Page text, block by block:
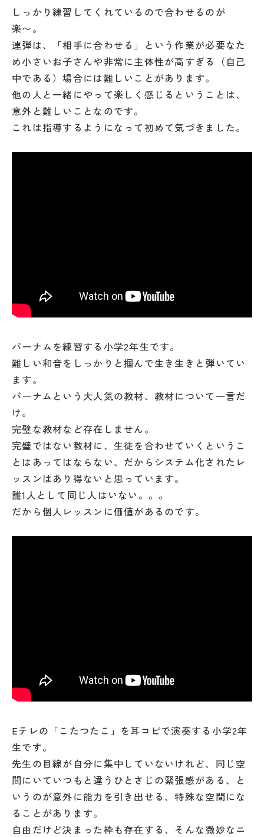
しっかり練習してくれているので合わせるのが
楽〜。
連弾は、「相手に合わせる」という作業が必要なた
め小さいお子さんや非常に主体性が高すぎる（自己
中である）場合には難しいことがあります。
他の人と一緒にやって楽しく感じるということは、
意外と難しいことなのです。
これは指導するようになって初めて気づきました。
バーナムを練習する小学2年生です。
難しい和音をしっかりと掴んで生き生きと弾いてい
ます。
バーナムという大人気の教材、教材について一言だ
け。
完璧な教材など存在しません。
完璧ではない教材に、生徒を合わせていくというこ
とはあってはならない、だからシステム化されたレ
ッスンはあり得ないと思っています。
誰1人として同じ人はいない。。。
だから個人レッスンに価値があるのです。
Eテレの「こたつたこ」を耳コピで演奏する小学2年
生です。
先生の目線が自分に集中していないけれど、同じ空
間にいていつもと違うひとさじの緊張感がある、と
いうのが意外に能力を引き出せる、特殊な空間にな
ることがあります。
自由だけど決まった枠も存在する、そんな微妙なニ